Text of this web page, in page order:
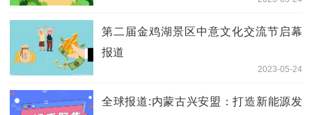
第二届金鸡湖景区中意文化交流节启幕
报道
2023-05-24
全球报道:内蒙古兴安盟：打造新能源发